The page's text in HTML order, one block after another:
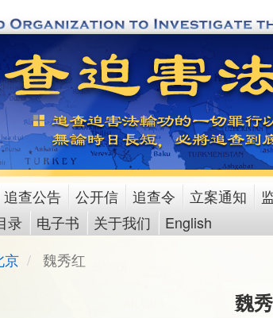
追查公告 公开信 追查令 立案通知
录 电子书 关于我们 English
京 魏秀红
魏